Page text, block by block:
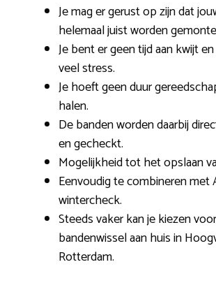
Je mag er gerust op zijn dat
helemaal juist worden
Je bent er geen tijd aan kwijt
veel stress.
Je hoeft geen duur
halen.
De banden worden daarbij
en gecheckt.
Mogelijkheid tot het opslaan
Eenvoudig te combineren met
wintercheck.
Steeds vaker kan je kiezen
bandenwissel aan huis in
Rotterdam.